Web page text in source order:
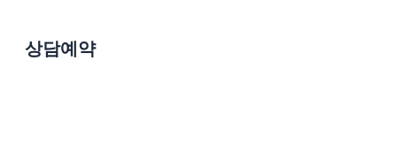
상담예약